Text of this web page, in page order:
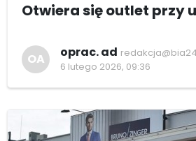
Otwiera się outlet przy
OA oprac. ad
6 lutego 2026, 09:36